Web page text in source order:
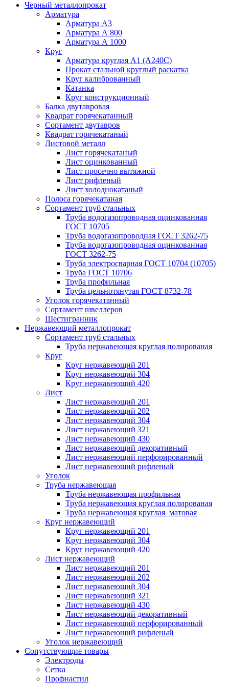
Черный металлопрокат
Арматура
Арматура А3
Арматура А 800
Арматура А 1000
Круг
Арматура круглая А1 (А240C)
Прокат стальной круглый раскатка
Круг калиброванный
Катанка
Круг конструкционный
Балка двутавровая
Квадрат горячекатанный
Сортамент двутавров
Квадрат горячекатаный
Листовой металл
Лист горячекатаный
Лист оцинкованный
Лист просечно вытяжной
Лист рифленый
Лист холоднокатаный
Полоса горячекатаная
Сортамент труб стальных
Труба водогазопроводная оцинкованная
ГОСТ 10705
Труба водогазопроводная ГОСТ 3262-75
Труба водогазопроводная оцинкованная
ГОСТ 3262-75
Труба электросварная ГОСТ 10704 (10705)
Труба ГОСТ 10706
Труба профильная
Труба цельнотянутая ГОСТ 8732-78
Уголок горячекатанный
Сортамент швеллеров
Шестигранник
Нержавеющий металлопрокат
Сортамент труб стальных
Труба нержавеющая круглая полированая
Круг
Круг нержавеющий 201
Круг нержавеющий 304
Круг нержавеющий 420
Лист
Лист нержавеющий 201
Лист нержавеющий 202
Лист нержавеющий 304
Лист нержавеющий 321
Лист нержавеющий 430
Лист нержавеющий декоративный
Лист нержавеющий перфорированный
Лист нержавеющий рифленый
Уголок
Труба нержавеющая
Труба нержавеющая профильная
Труба нержавеющая круглая полированая
Труба нержавеющая круглая матовая
Круг нержавеющий
Круг нержавеющий 201
Круг нержавеющий 304
Круг нержавеющий 420
Лист нержавеющий
Лист нержавеющий 201
Лист нержавеющий 202
Лист нержавеющий 304
Лист нержавеющий 321
Лист нержавеющий 430
Лист нержавеющий декоративный
Лист нержавеющий перфорированный
Лист нержавеющий рифленый
Уголок нержавеющий
Cопутствующие товары
Электроды
Сетка
Профнастил